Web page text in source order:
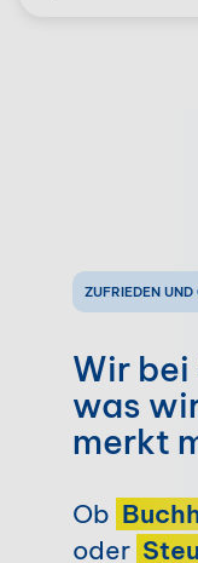
ZUFRIEDEN
Wir
was
merkt
Ob
oder